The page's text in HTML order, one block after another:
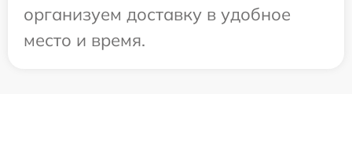
организуем доставку в удобное
место и время.